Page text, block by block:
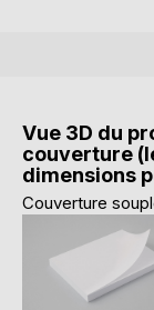
Vue 3D du
couverture
dimensions
Couverture